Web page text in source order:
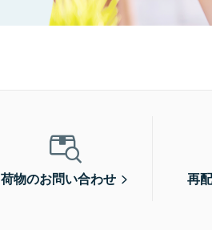
荷物のお問い合わせ 再